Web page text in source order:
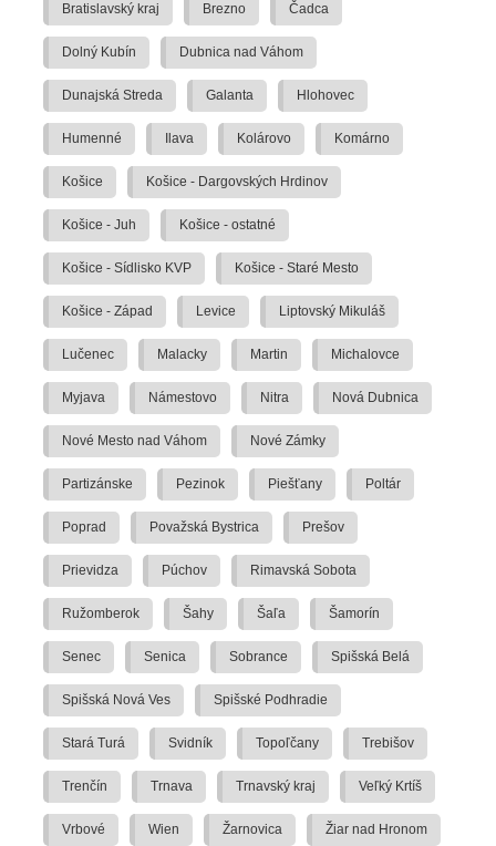
Bratislavský kraj Brezno Čadca
Dolný Kubín Dubnica nad Váhom
Dunajská Streda Galanta Hlohovec
Humenné Ilava Kolárovo Komárno
Košice Košice - Dargovských Hrdinov
Košice - Juh Košice - ostatné
Košice - Sídlisko KVP Košice - Staré Mesto
Košice - Západ Levice Liptovský Mikuláš
Lučenec Malacky Martin Michalovce
Myjava Námestovo Nitra Nová Dubnica
Nové Mesto nad Váhom Nové Zámky
Partizánske Pezinok Piešťany Poltár
Poprad Považská Bystrica Prešov
Prievidza Púchov Rimavská Sobota
Ružomberok Šahy Šaľa Šamorín
Senec Senica Sobrance Spišská Belá
Spišská Nová Ves Spišské Podhradie
Stará Turá Svidník Topoľčany Trebišov
Trenčín Trnava Trnavský kraj Veľký Krtíš
Vrbové Wien Žarnovica Žiar nad Hronom